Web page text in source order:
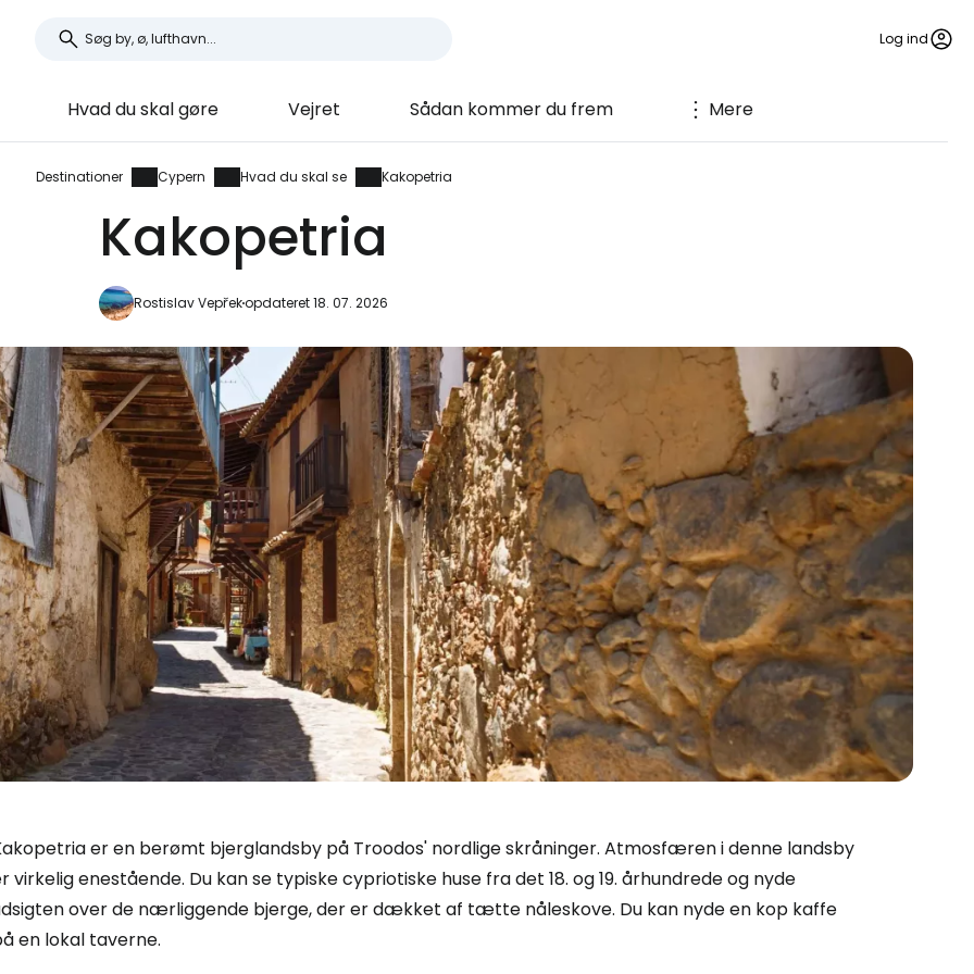
Log ind
Hvad du skal gøre Vejret Sådan kommer du frem Mere
Destinationer Cypern Hvad du skal se Kakopetria
Kakopetria
Rostislav Vepřekopdateret 18. 07. 2026
er en berømt bjerglandsby på Troodos' nordlige skråninger. Atmosfæren i denne landsby
virkelig enestående. Du kan se typiske cypriotiske huse fra det 18. og 19. århundrede og nyde
over de nærliggende bjerge, der er dækket af tætte nåleskove. Du kan nyde en kop kaffe
en lokal taverne.